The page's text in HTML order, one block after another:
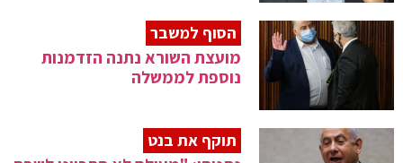
הסוף למשבר
מועצת השורא נתנה הזדמנות
נוספת לממשלה
תוקף את בנט